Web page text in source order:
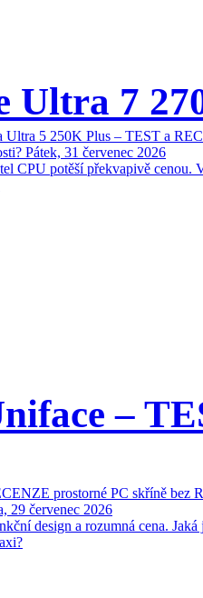
Ultra 7
Ultra 5 250K Plus – TEST a
Pátek, 31 červenec 2026
CPU potěší překvapivě cenou.
–
prostorné PC skříně bez
29 červenec 2026
design a rozumná cena. Jaká